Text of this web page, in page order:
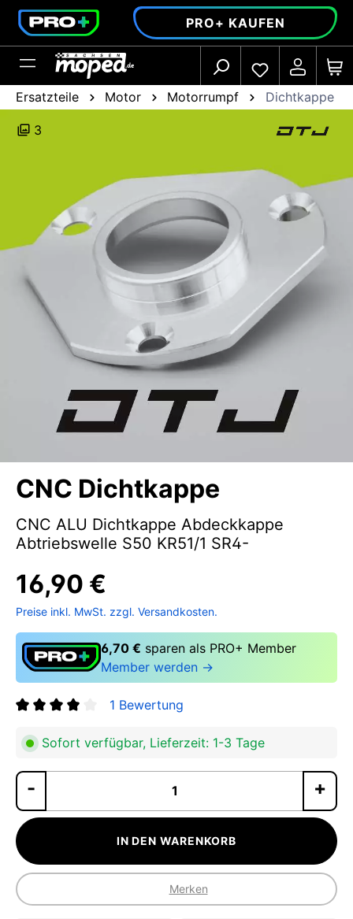
springen PRO+ KAUFEN
Ersatzteile Motor Motorrumpf Dichtkappe
3
CNC Dichtkappe
CNC ALU Dichtkappe Abdeckkappe
Abtriebswelle S50 KR51/1 SR4-
16,90 €
Preise inkl. MwSt. zzgl. Versandkosten.
6,70 € sparen als PRO+ Member
Member werden →
1 Bewertung
Sofort verfügbar, Lieferzeit: 1-3 Tage
IN DEN WARENKORB
Merken